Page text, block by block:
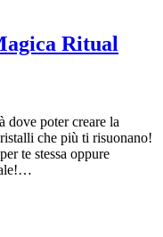
Ritual
dove poter creare la
che più ti risuonano!
te stessa oppure